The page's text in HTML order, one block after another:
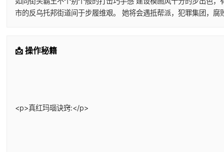
市的反乌托邦街道间于步履维艰。 她将会遇抵帮派，犯罪集团，
📩 操作秘籍
<p>真红玛瑙诀窍:</p>